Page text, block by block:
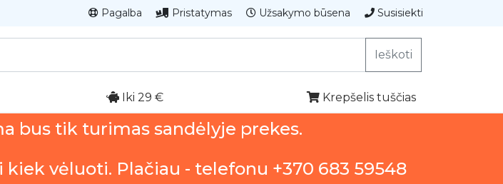
Pagalba Pristatymas Užsakymo būsena Susisiekti
Ieškoti
Iki 29 € Krepšelis tuščias
bus tik turimas sandėlyje prekes.
vėluoti. Plačiau - telefonu +370 683 59548